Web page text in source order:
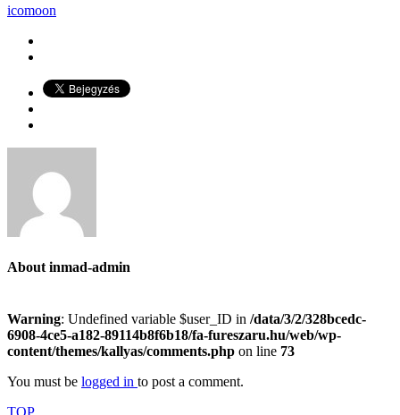
icomoon
Aboutinmad-admin
Warning: Undefined variable $user_ID in /data/3/2/328bcedc-
6908-4ce5-a182-89114b8f6b18/fa-fureszaru.hu/web/wp-
content/themes/kallyas/comments.php on line 73
You must be logged in to post a comment.
TOP